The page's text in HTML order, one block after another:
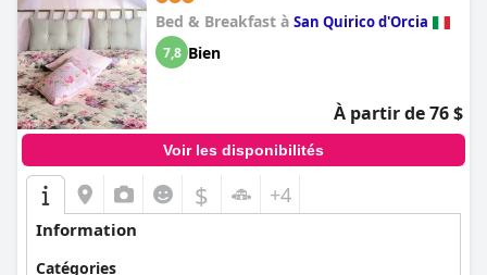
Bed & Breakfast à San Quirico d'Orcia
7,8 Bien
À partir de 76 $
Voir les disponibilités
$ +4
Information
Catégories